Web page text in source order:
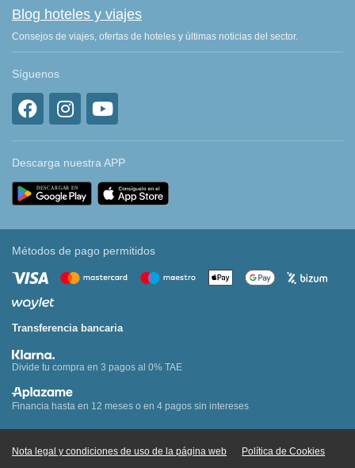
Blog hoteles y viajes
Consejos de viajes, ofertas de hoteles y últimas noticias del sector.
Síguenos
Descarga nuestra APP
Métodos de pago permitidos
Transferencia bancaria
Divide tu compra en 3 pagos al 0% TAE
Financia hasta en 12 meses o en 4 pagos sin intereses
Nota legal y condiciones de uso de la página web Política de Cookies